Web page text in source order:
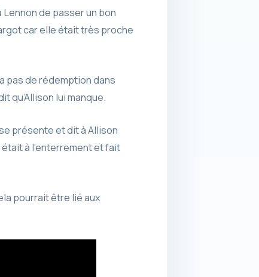
de passer un bon
car elle était très proche
pas de rédemption dans
qu’Allison lui manque.
présente et dit à Allison
à l’enterrement et fait
pourrait être lié aux